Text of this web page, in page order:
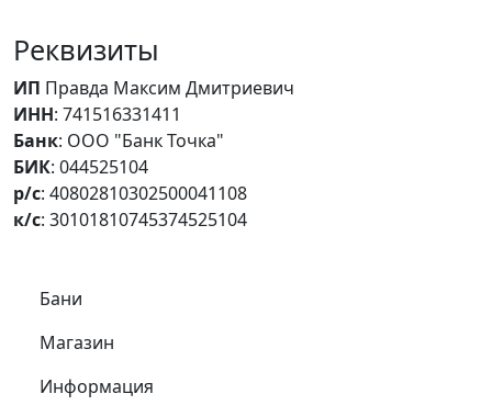
Реквизиты
ИП Правда Максим Дмитриевич
ИНН: 741516331411
Банк: ООО "Банк Точка"
БИК: 044525104
р/с: 40802810302500041108
к/с: 30101810745374525104
Самое важное
Бани
Магазин
Информация